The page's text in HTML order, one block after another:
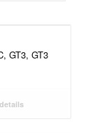
GT3, GT3